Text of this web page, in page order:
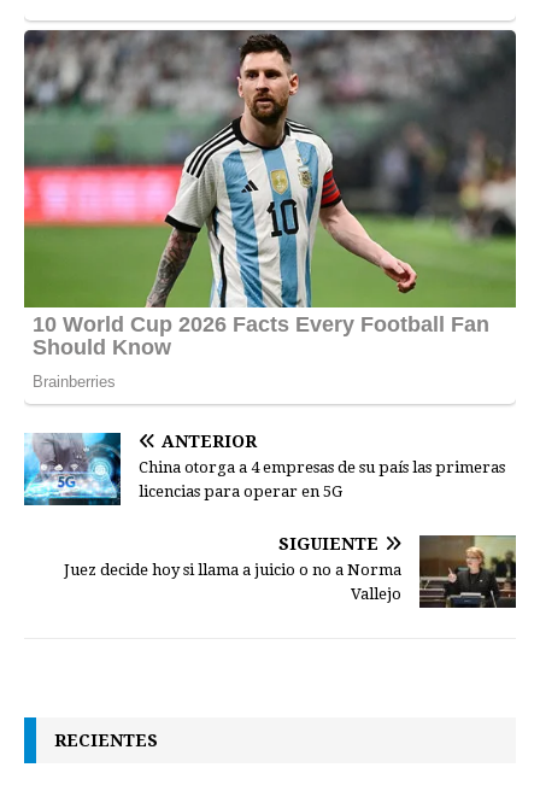
ANTERIOR
China otorga a 4 empresas de su país las primeras
licencias para operar en 5G
SIGUIENTE
Juez decide hoy si llama a juicio o no a Norma
Vallejo
RECIENTES